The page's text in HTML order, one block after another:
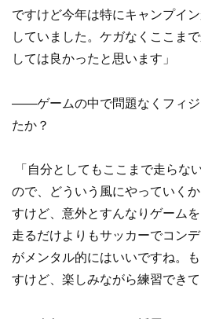
ですけど今年は特にキャンプイ
していました。ケガなくここま
しては良かったと思います」
——ゲームの中で問題なくフィジ
たか？
「自分としてもここまで走らな
ので、どういう風にやっていく
すけど、意外とすんなりゲーム
走るだけよりもサッカーでコン
がメンタル的にはいいですね。
すけど、楽しみながら練習でき